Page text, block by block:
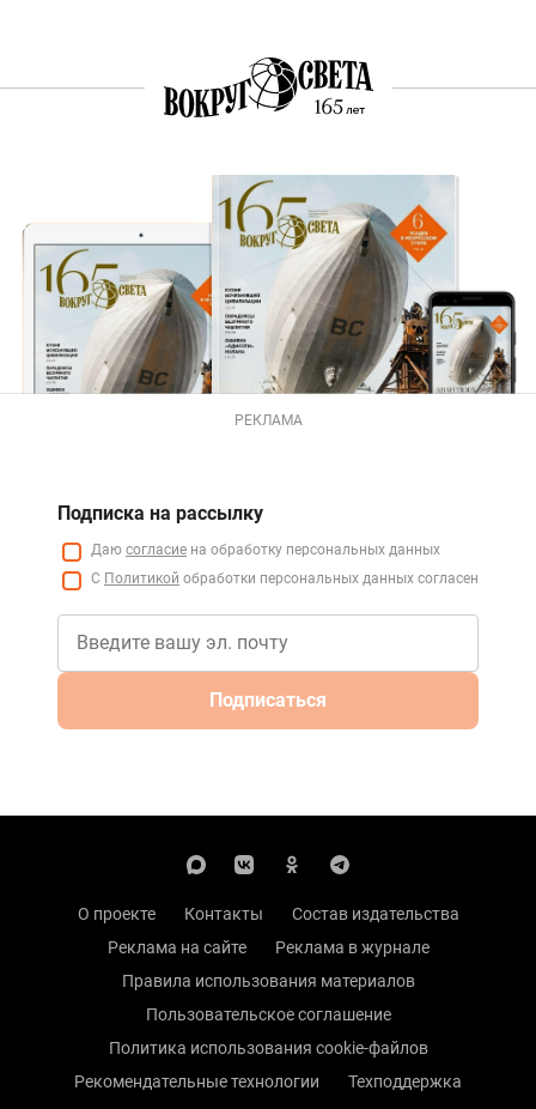
РЕКЛАМА
Подписка на рассылку
Даю согласие на обработку персональных данных
С Политикой обработки персональных данных согласен
Подписаться
О проекте Контакты
Состав издательства
Реклама на сайте
Реклама в журнале
Правила использования материалов
Пользовательское соглашение
Политика использования cookie-файлов
Рекомендательные технологии
Техподдержка